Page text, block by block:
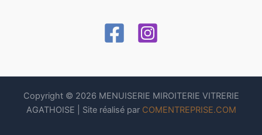
Copyright © 2026 MENUISERIE MIROITERIE VITRERIE
AGATHOISE | Site réalisé par COMENTREPRISE.COM